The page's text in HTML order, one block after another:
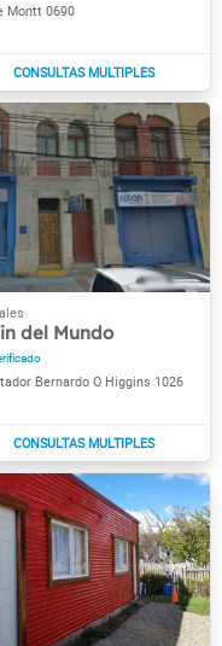
Montt 0690
del Mundo
Bernardo O Higgins 1026